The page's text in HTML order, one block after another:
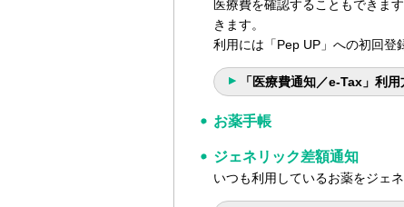
医療費を確認することもできま
きます。
利用には「Pep UP」への初回登
「医療費通知／e-Tax」利用
お薬手帳
ジェネリック差額通知
いつも利用しているお薬をジェ